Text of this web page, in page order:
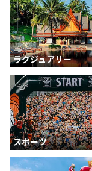
ラグジュアリー
スポーツ